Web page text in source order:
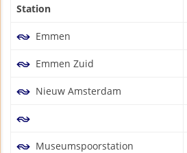
Station
Emmen
Emmen Zuid
Nieuw Amsterdam
Museumspoorstation